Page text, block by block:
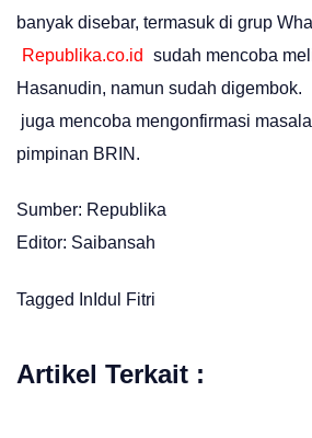
banyak disebar, termasuk di grup
Republika.co.id
sudah mencoba
Hasanudin, namun sudah digembok.
juga mencoba mengonfirmasi
pimpinan BRIN.
Sumber: Republika
Editor: Saibansah
Tagged In Idul Fitri
Artikel Terkait :